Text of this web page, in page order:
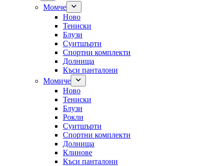
Момче
Ново
Тениски
Блузи
Суитшърти
Спортни комплекти
Долнища
Къси панталони
Момиче
Ново
Тениски
Блузи
Рокли
Суитшърти
Спортни комплекти
Долнища
Клинове
Къси панталони